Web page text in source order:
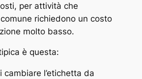
per attività che
comune richiedono un costo
molto basso.
è questa:
cambiare l’etichetta da